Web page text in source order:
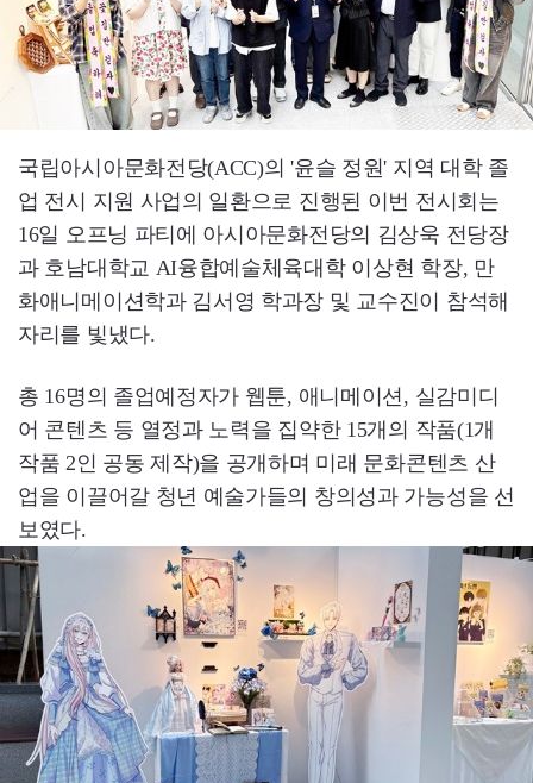
국립아시아문화전당(ACC)의 '윤슬 정원' 지역 대학 졸
업 전시 지원 사업의 일환으로 진행된 이번 전시회는
16일 오프닝 파티에 아시아문화전당의 김상욱 전당장
과 호남대학교 AI융합예술체육대학 이상현 학장, 만
화애니메이션학과 김서영 학과장 및 교수진이 참석해
자리를 빛냈다.
총 16명의 졸업예정자가 웹툰, 애니메이션, 실감미디
어 콘텐츠 등 열정과 노력을 집약한 15개의 작품(1개
작품 2인 공동 제작)을 공개하며 미래 문화콘텐츠 산
업을 이끌어갈 청년 예술가들의 창의성과 가능성을 선
보였다.